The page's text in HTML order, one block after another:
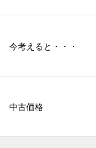
今考えると・・・
中古価格